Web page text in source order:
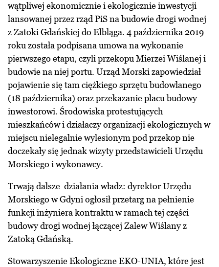
wątpliwej ekonomicznie i ekologicznie inwestycji
lansowanej przez rząd PiS na budowie drogi wodnej
z Zatoki Gdańskiej do Elbląga. 4 października 2019
roku została podpisana umowa na wykonanie
pierwszego etapu, czyli przekopu Mierzei Wiślanej i
budowie na niej portu. Urząd Morski zapowiedział
pojawienie się tam ciężkiego sprzętu budowlanego
(18 października) oraz przekazanie placu budowy
inwestorowi. Środowiska protestujących
mieszkańców i działaczy organizacji ekologicznych w
miejscu nielegalnie wylesionym pod przekop nie
doczekały się jednak wizyty przedstawicieli Urzędu
Morskiego i wykonawcy.
Trwają dalsze działania władz: dyrektor Urzędu
Morskiego w Gdyni ogłosił przetarg na pełnienie
funkcji inżyniera kontraktu w ramach tej części
budowy drogi wodnej łączącej Zalew Wiślany z
Zatoką Gdańską.
Stowarzyszenie Ekologiczne EKO-UNIA, które jest